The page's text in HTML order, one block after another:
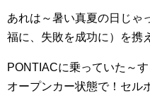
あれは～暑い真夏の日じゃ
福に、失敗を成功に）を携
PONTIACに乗っていた～
オープンカー状態で！セル